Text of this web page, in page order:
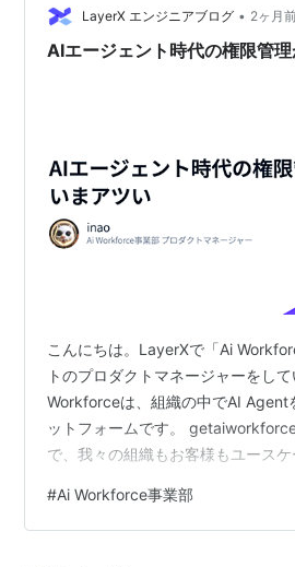
LayerX エンジニアブログ • 2ヶ月
AIエージェント時代の権限管
こんにちは。LayerXで「Ai
トのプロダクトマネージャーをし
Workforceは、組織の中でAI Agent
ットフォームです。
で、我々の組織もお客様もユース
ます。そのなかで、最近とくに議論
ります。 権限管理です。 社内
#Ai Workforce事業部